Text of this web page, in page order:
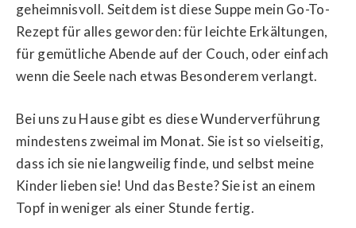
geheimnisvoll. Seitdem ist diese Suppe mein Go-To-
Rezept für alles geworden: für leichte Erkältungen,
für gemütliche Abende auf der Couch, oder einfach
wenn die Seele nach etwas Besonderem verlangt.
Bei uns zu Hause gibt es diese Wunderverführung
mindestens zweimal im Monat. Sie ist so vielseitig,
dass ich sie nie langweilig finde, und selbst meine
Kinder lieben sie! Und das Beste? Sie ist an einem
Topf in weniger als einer Stunde fertig.